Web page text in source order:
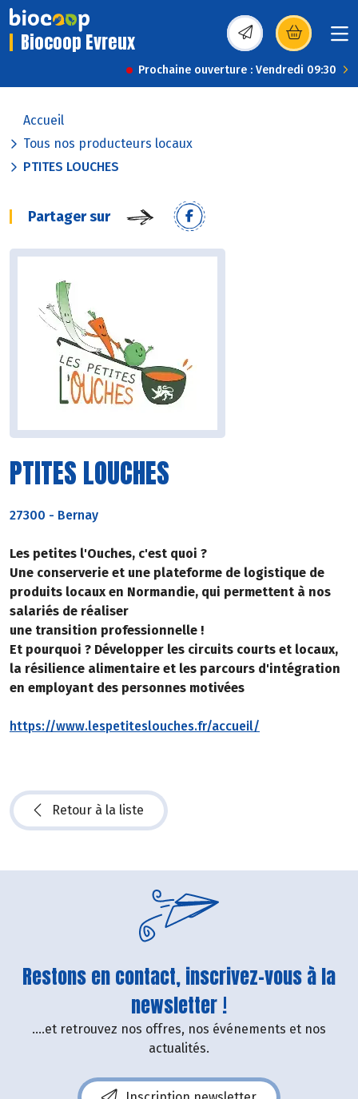
Biocoop Evreux (s’ouvre dans une
Prochaine ouverture : Vendredi 09:30
Accueil
Tous nos producteurs locaux
PTITES LOUCHES
Partager sur
PTITES LOUCHES
27300 - Bernay
Les petites l'Ouches, c'est quoi ?
Une conserverie et une plateforme de logistique de
produits locaux en Normandie, qui permettent à nos
salariés de réaliser
une transition professionnelle !
Et pourquoi ? Développer les circuits courts et locaux,
la résilience alimentaire et les parcours d'intégration
en employant des personnes motivées
https://www.lespetiteslouches.fr/accueil/
Retour à la liste
Restons en contact, inscrivez-vous à la
newsletter !
....et retrouvez nos offres, nos événements et nos
actualités.